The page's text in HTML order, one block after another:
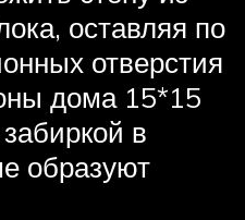
оставляя по
отверстия
дома 15*15
в
образуют